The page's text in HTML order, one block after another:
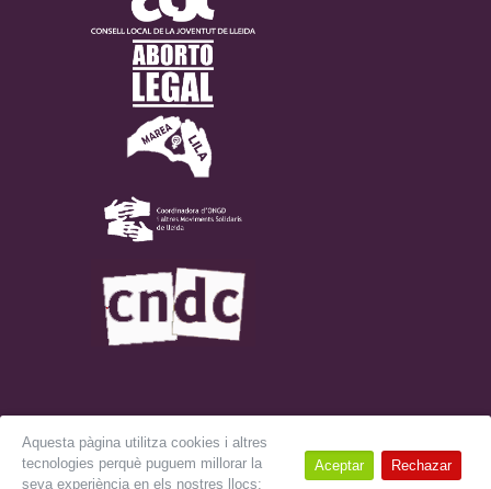
© 2018 LIKA. Tots els drets reservats.Avís Legal
Aquesta pàgina utilitza cookies i altres
tecnologies perquè puguem millorar la
seva experiència en els nostres llocs:
Aceptar Rechazar